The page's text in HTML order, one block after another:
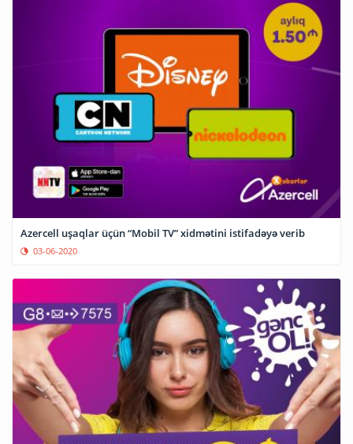
Azercell uşaqlar üçün “Mobil TV” xidmətini istifadəyə verib
03-06-2020